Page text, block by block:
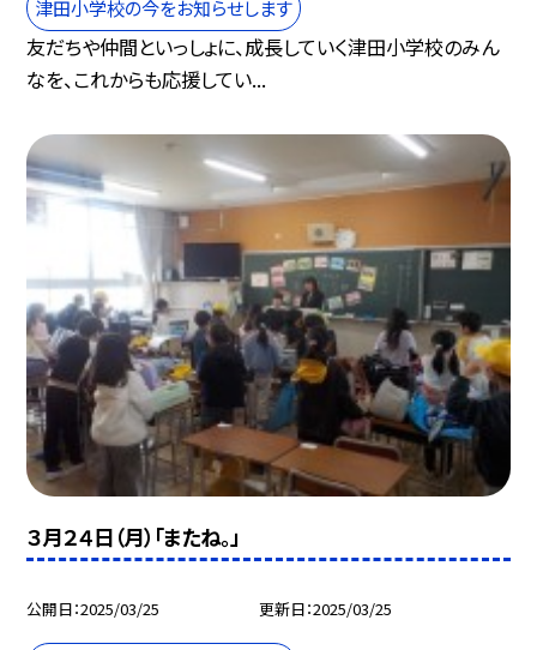
津田小学校の今をお知らせします
友だちや仲間といっしょに、成長していく津田小学校のみん
なを、これからも応援してい...
３月２４日（月）「またね。」
公開日 2025/03/25 更新日 2025/03/25